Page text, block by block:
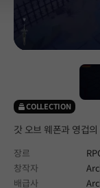
COLLECTION
갓 오브 웨폰과 영겁
장르
창작자
배급사